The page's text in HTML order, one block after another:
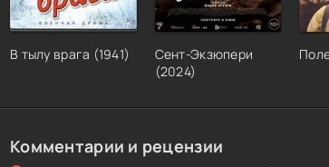
В тылу врага (1941)
Сент-Экзюпери
(2024)
Комментарии и рецензии